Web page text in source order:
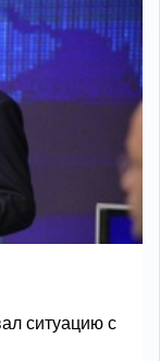
ситуацию с